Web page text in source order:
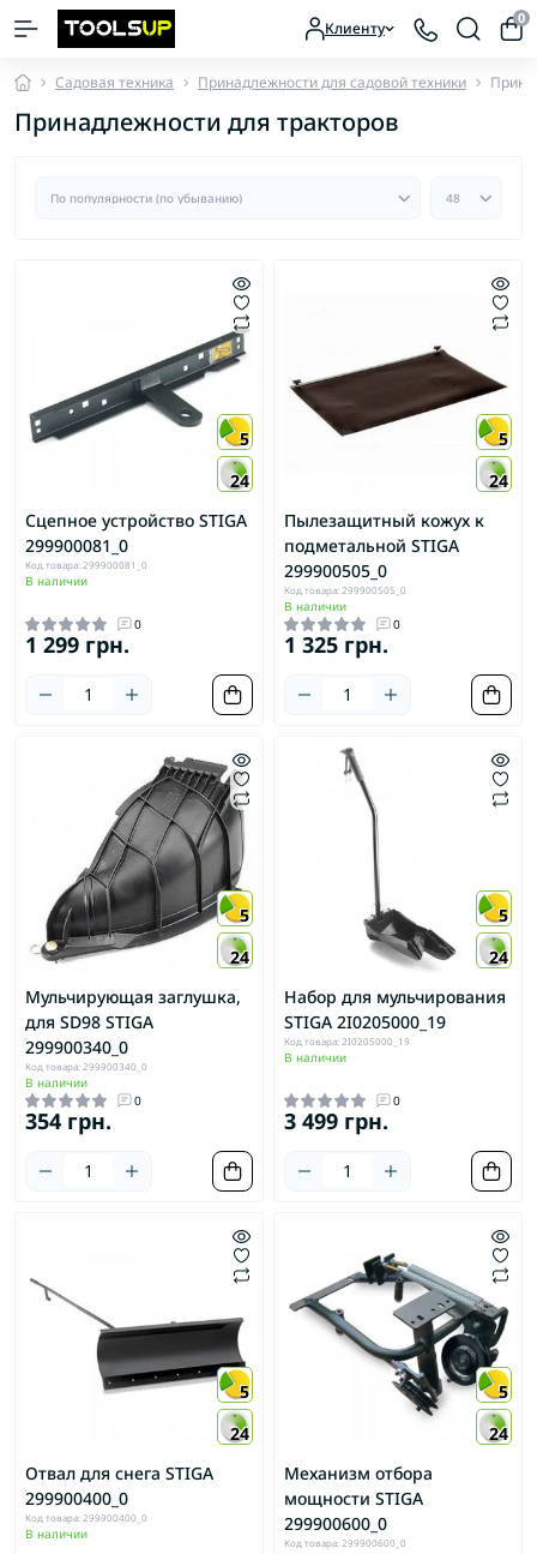
Клиенту 0
Садовая техника Принадлежности для садовой техники
Принадлежности для тракторов
5
24
Сцепное устройство STIGA
299900081_0
Код товара: 299900081_0
В наличии
0
1 299 грн.
5
24
Пылезащитный кожух к
подметальной STIGA
299900505_0
Код товара: 299900505_0
В наличии
0
1 325 грн.
5
24
Мульчирующая заглушка,
для SD98 STIGA
299900340_0
Код товара: 299900340_0
В наличии
0
354 грн.
5
24
Набор для мульчирования
STIGA 2I0205000_19
Код товара: 2I0205000_19
В наличии
0
3 499 грн.
5
24
Отвал для снега STIGA
299900400_0
Код товара: 299900400_0
В наличии
5
24
Механизм отбора
мощности STIGA
299900600_0
Код товара: 299900600_0